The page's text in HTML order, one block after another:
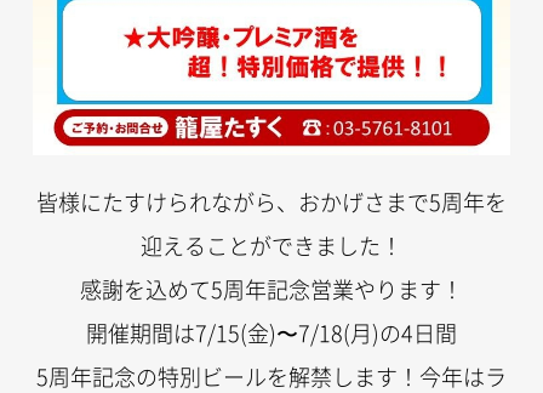
皆様にたすけられながら、おかげさまで5周年を
迎えることができました！
感謝を込めて5周年記念営業やります！
開催期間は7/15(金)〜7/18(月)の4日間
5周年記念の特別ビールを解禁します！今年はラ